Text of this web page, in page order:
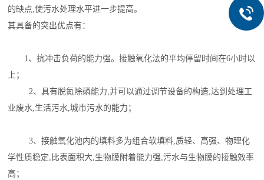
的缺点,使污水处理水平进一步提高。
其具备的突出优点有：
1、抗冲击负荷的能力强。接触氧化法的平均停留时间在6小时以
上；
2、具有脱氮除磷能力,并可以通过调节设备的构造,达到处理工
业废水,生活污水,城市污水的能力；
3、接触氧化池内的填料多为组合软填料,质轻、高强、物理化
学性质稳定,比表面积大,生物膜附着能力强,污水与生物膜的接触效率
高；